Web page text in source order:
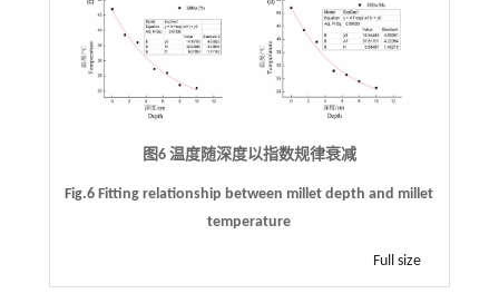
图6 温度随深度以指数规律衰减
Fig.6 Fitting relationship between millet depth and millet
temperature
Full size